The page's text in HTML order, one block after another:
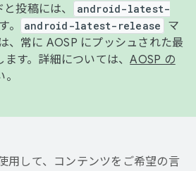
投稿には、
android-latest-
。 android-latest-release
マ
、常に AOSP にプッシュされた最
ます。詳細については、AOSP の
用して、コンテンツをご希望の言